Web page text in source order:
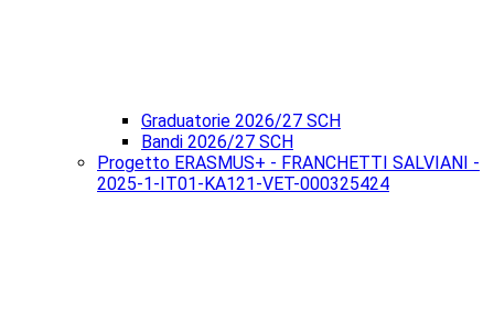
Graduatorie 2026/27 SCH
Bandi 2026/27 SCH
Progetto ERASMUS+ - FRANCHETTI SALVIANI -
2025-1-IT01-KA121-VET-000325424